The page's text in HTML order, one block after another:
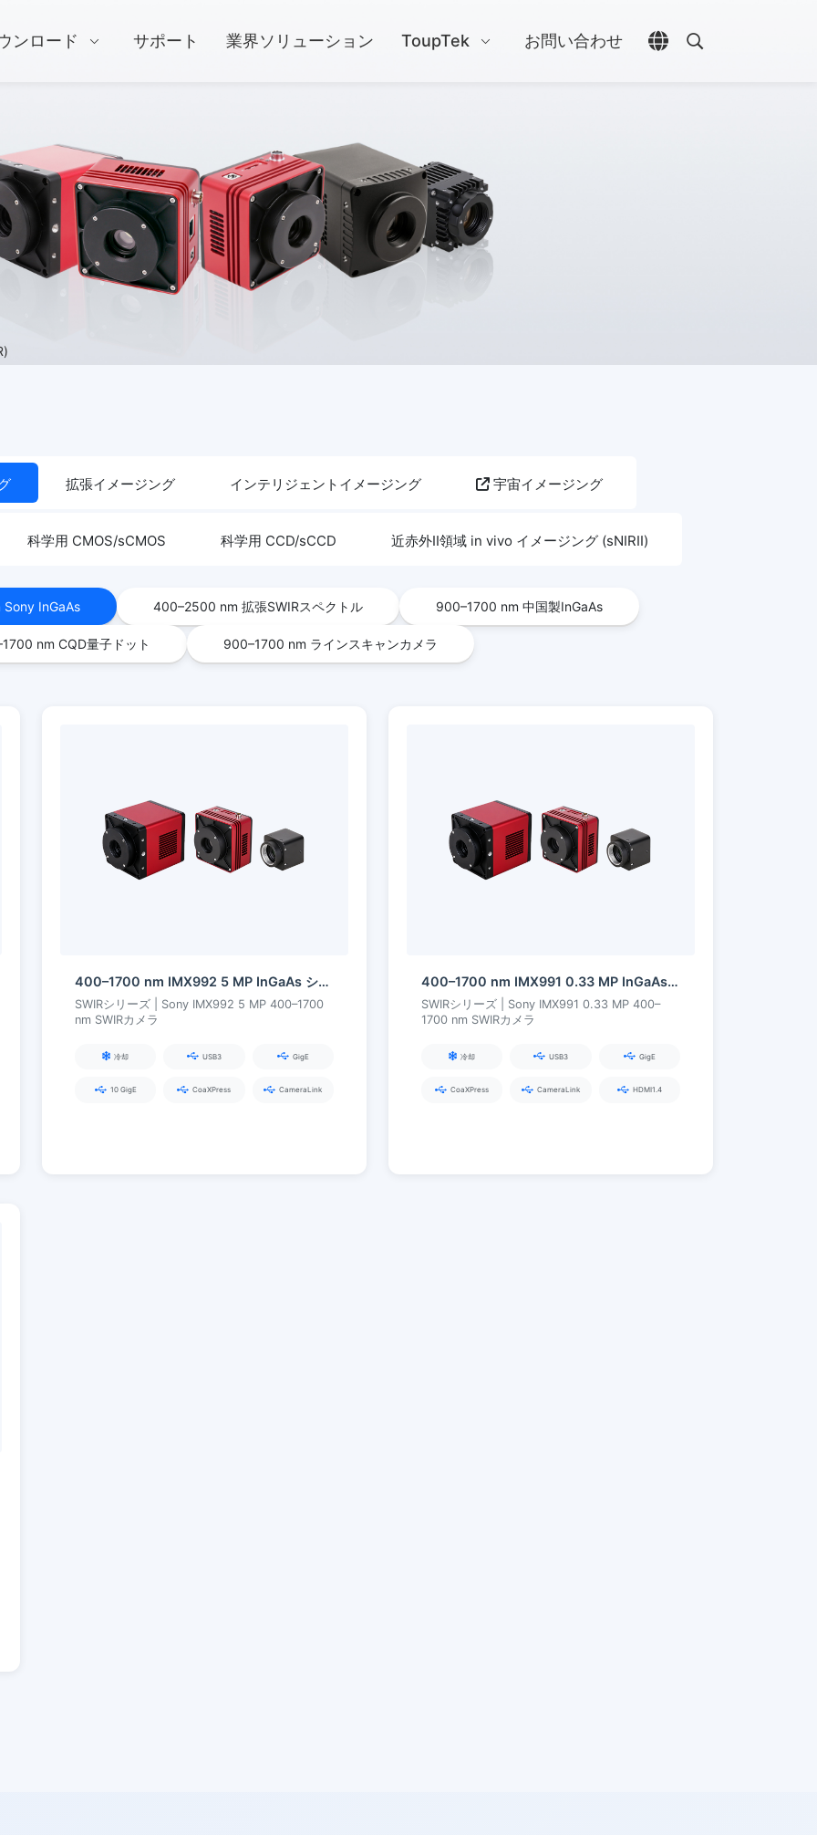
ンロード サポート 業界ソリューション ToupTek お問い合わせ
言語選択を開く
検索を開く
拡張イメージング インテリジェントイメージング 宇宙イメージング
科学用 CMOS/sCMOS 科学用 CCD/sCCD 近赤外II領域 in vivo イメージング (sNIRII)
InGaAs 400–2500 nm 拡張SWIRスペクトル 900–1700 nm 中国製InGaAs
nm CQD量子ドット 900–1700 nm ラインスキャンカメラ
400–1700 nm IMX992 5 MP InGaAs シリーズ SWIR カメラ
SWIRシリーズ | Sony IMX992 5 MP 400–1700
nm SWIRカメラ
冷却 USB3 GigE
10 GigE CoaXPress CameraLink
400–1700 nm IMX991 0.33 MP InGaAs シリーズ SWIR カメラ
SWIRシリーズ | Sony IMX991 0.33 MP 400–
1700 nm SWIRカメラ
冷却 USB3 GigE
CoaXPress CameraLink HDMI1.4